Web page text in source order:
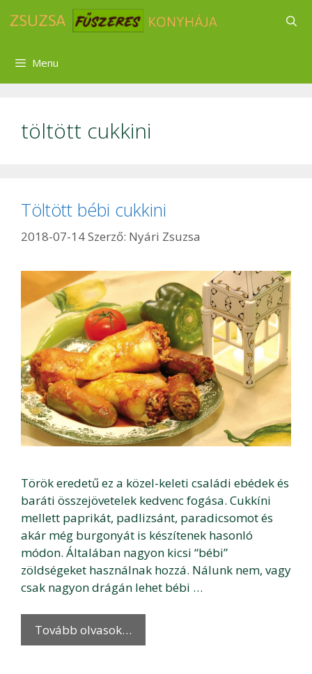
Menu
töltött cukkini
Töltött bébi cukkini
2018-07-14Szerző: Nyári Zsuzsa
Török eredetű ez a közel-keleti családi ebédek és
baráti összejövetelek kedvenc fogása. Cukkíni
mellett paprikát, padlizsánt, paradicsomot és
akár még burgonyát is készítenek hasonló
módon. Általában nagyon kicsi “bébi”
zöldségeket használnak hozzá. Nálunk nem, vagy
csak nagyon drágán lehet bébi …
Tovább olvasok…